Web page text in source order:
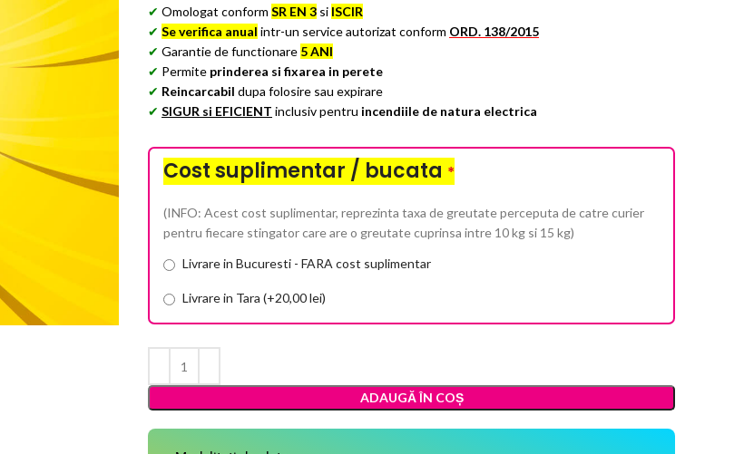
✔ Omologat conform SR EN 3 si ISCIR
✔ Se verifica anual intr-un service autorizat conform ORD. 138/2015
✔ Garantie de functionare 5 ANI
✔ Permite prinderea si fixarea in perete
✔ Reincarcabil dupa folosire sau expirare
✔ SIGUR si EFICIENT inclusiv pentru incendiile de natura electrica
Cost suplimentar / bucata *
(INFO: Acest cost suplimentar, reprezinta taxa de greutate perceputa de catre curier
pentru fiecare stingator care are o greutate cuprinsa intre 10 kg si 15 kg)
Livrare in Bucuresti - FARA cost suplimentar
Livrare in Tara (+20,00 lei)
ADAUGĂ ÎN COȘ